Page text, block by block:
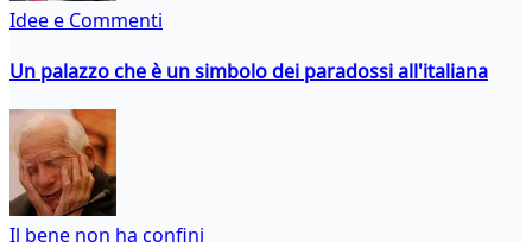
Idee e Commenti
Un palazzo che è un simbolo dei paradossi all'italiana
Il bene non ha confini